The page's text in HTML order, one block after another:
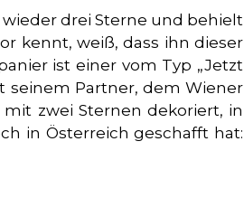
wieder drei Sterne und behielt
kennt, weiß, dass ihn dieser
ist einer vom Typ „Jetzt
seinem Partner, dem Wiener
zwei Sternen dekoriert, in
in Österreich geschafft hat: